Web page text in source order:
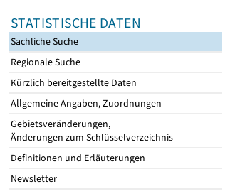
STATISTISCHE DATEN
Sachliche Suche
Regionale Suche
Kürzlich bereitgestellte Daten
Allgemeine Angaben, Zuordnungen
Gebietsveränderungen,
Änderungen zum Schlüsselverzeichnis
Definitionen und Erläuterungen
Newsletter